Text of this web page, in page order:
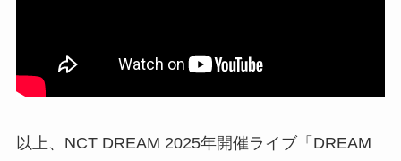
以上、NCT DREAM 2025年開催ライブ「DREAM